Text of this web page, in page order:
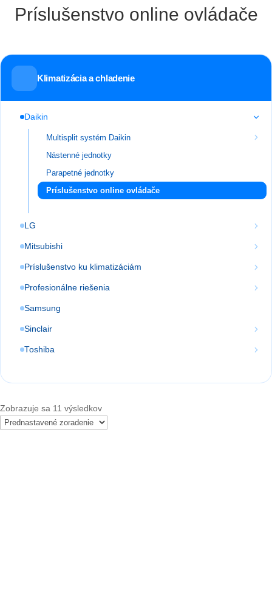
Príslušenstvo online ovládače
Klimatizácia a chladenie
Daikin
Multisplit systém Daikin
Nástenné jednotky
Parapetné jednotky
Príslušenstvo online ovládače
LG
Mitsubishi
Príslušenstvo ku klimatizáciám
Profesionálne riešenia
Samsung
Sinclair
Toshiba
Zobrazuje sa 11 výsledkov